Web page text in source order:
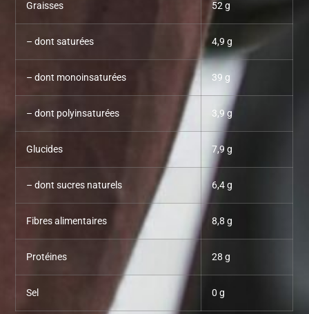
Graisses 52 g
– dont saturées 4,9 g
– dont monoinsaturées 39 g
– dont polyinsaturées 3,9 g
Glucides 7,9 g
– dont sucres naturels 6,4 g
Fibres alimentaires 8,8 g
Protéines 28 g
Sel 0 g